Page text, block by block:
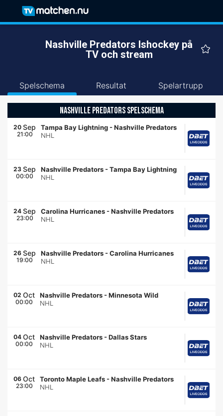
Nashville Predators Ishockey på
TV och stream
Spelschema Resultat Spelartrupp
NASHVILLE PREDATORS SPELSCHEMA
20 Sep
21:00
Tampa Bay Lightning -Nashville Predators
NHL
23 Sep
00:00
Nashville Predators -Tampa Bay Lightning
NHL
24 Sep
23:00
Carolina Hurricanes -Nashville Predators
NHL
26 Sep
19:00
Nashville Predators -Carolina Hurricanes
NHL
02 Oct
00:00
Nashville Predators -Minnesota Wild
NHL
04 Oct
00:00
Nashville Predators -Dallas Stars
NHL
06 Oct
23:00
Toronto Maple Leafs -Nashville Predators
NHL